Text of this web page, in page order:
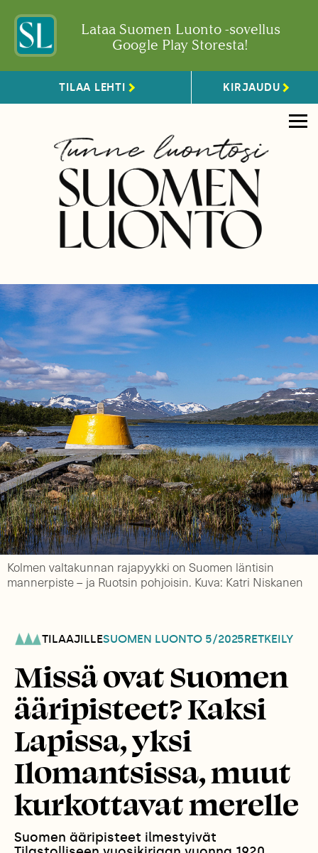
Lataa Suomen Luonto -sovellus
Google Play Storesta!
TILAA LEHTI KIRJAUDU
Kolmen valtakunnan rajapyykki on Suomen läntisin
mannerpiste – ja Ruotsin pohjoisin. Kuva: Katri Niskanen
TILAAJILLESUOMEN LUONTO 5/2025RETKEILY
Missä ovat Suomen
ääripisteet? Kaksi
Lapissa, yksi
Ilomantsissa, muut
kurkottavat merelle
Suomen ääripisteet ilmestyivät